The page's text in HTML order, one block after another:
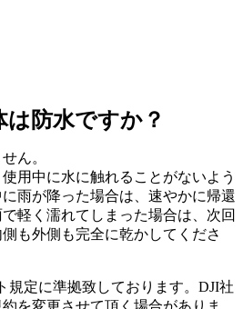
は防水ですか？
ん。
用中に水に触れることがないよう
雨が降った場合は、速やかに帰還
軽く濡れてしまった場合は、次回
も外側も完全に乾かしてくださ
定に準拠致しております。DJI社
を変更させて頂く場合がありま